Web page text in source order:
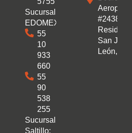
Sucursal
EDOMEX:
55
10
933
660
55
90
538
255
Sucursal
Saltillo:
#2438
San
León,